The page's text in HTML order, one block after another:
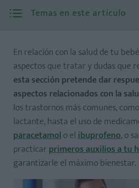
Temas en este artículo
En relación con la salud de tu
aspectos que tratar y dudas que
esta sección pretende dar
aspectos relacionados con la
los trastornos más comunes,
lactante, hasta el uso de
paracetamolo elibuprofeno, o
practicar primeros auxilios a tu
garantizarle el máximo bienestar.